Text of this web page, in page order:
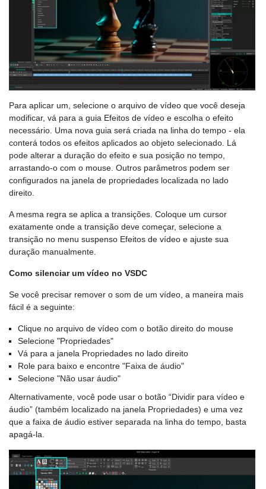
Para aplicar um, selecione o arquivo de vídeo que você deseja
modificar, vá para a guia Efeitos de vídeo e escolha o efeito
necessário. Uma nova guia será criada na linha do tempo - ela
conterá todos os efeitos aplicados ao objeto selecionado. Lá
pode alterar a duração do efeito e sua posição no tempo,
arrastando-o com o mouse. Outros parâmetros podem ser
configurados na janela de propriedades localizada no lado
direito.
A mesma regra se aplica a transições. Coloque um cursor
exatamente onde a transição deve começar, selecione a
transição no menu suspenso Efeitos de vídeo e ajuste sua
duração manualmente.
Como silenciar um vídeo no VSDC
Se você precisar remover o som de um vídeo, a maneira mais
fácil é a seguinte:
Clique no arquivo de vídeo com o botão direito do mouse
Selecione "Propriedades"
Vá para a janela Propriedades no lado direito
Role para baixo e encontre "Faixa de áudio"
Selecione "Não usar áudio"
Alternativamente, você pode usar o botão “Dividir para vídeo e
áudio” (também localizado na janela Propriedades) e uma vez
que a faixa de áudio estiver separada na linha do tempo, basta
apagá-la.